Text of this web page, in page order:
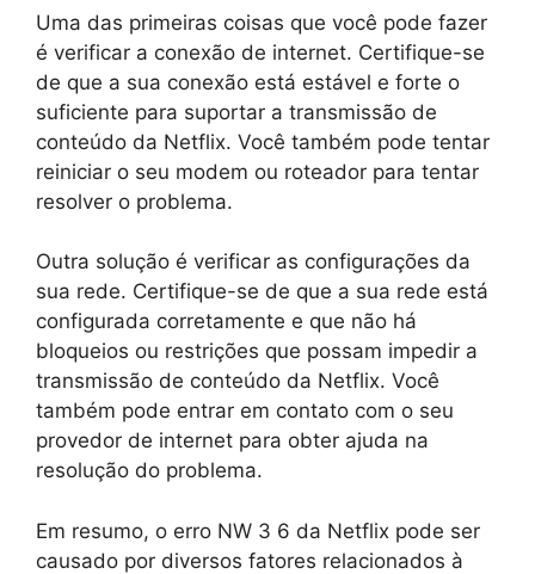
Uma das primeiras coisas que você pode fazer
é verificar a conexão de internet. Certifique-se
de que a sua conexão está estável e forte o
suficiente para suportar a transmissão de
conteúdo da Netflix. Você também pode tentar
reiniciar o seu modem ou roteador para tentar
resolver o problema.
Outra solução é verificar as configurações da
sua rede. Certifique-se de que a sua rede está
configurada corretamente e que não há
bloqueios ou restrições que possam impedir a
transmissão de conteúdo da Netflix. Você
também pode entrar em contato com o seu
provedor de internet para obter ajuda na
resolução do problema.
Em resumo, o erro NW 3 6 da Netflix pode ser
causado por diversos fatores relacionados à